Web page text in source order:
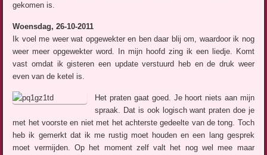
gekomen is.
Woensdag, 26-10-2011
Ik voel me weer wat opgewekter en ben daar blij om, waardoor ik nog
weer meer opgewekter word. In mijn hoofd zing ik een liedje. Komt
vast omdat ik gisteren een update verstuurd heb en de druk weer
even van de ketel is.
Het praten gaat goed. Je hoort niets aan mijn
spraak. Dat is ook logisch want praten doe je
met het voorste en niet met het achterste gedeelte van de tong. Toch
heb ik gemerkt dat ik me rustig moet houden en een lang gesprek
moet vermijden. Op het moment zelf valt het nog wel mee maar